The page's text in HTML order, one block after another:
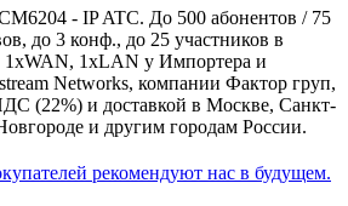
- IP ATC. До 500 абонентов / 75
до 3 конф., до 25 участников в
1xWAN, 1xLAN у Импортера и
Networks, компании Фактор груп,
(22%) и доставкой в Москве, Санкт-
и другим городам России.
рекомендуют нас в будущем.